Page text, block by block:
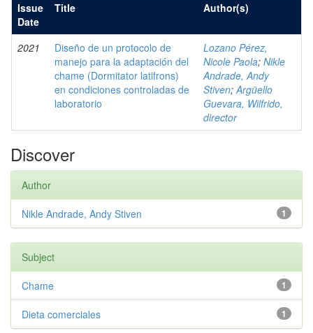
Issue
Date
Title Author(s)
2021
Diseño de un protocolo de
manejo para la adaptación del
chame (Dormitator latifrons)
en condiciones controladas de
laboratorio
Lozano Pérez,
Nicole Paola; Nikle
Andrade, Andy
Stiven;Argüello
Guevara, Wilfrido,
director
Discover
Author
1
Nikle Andrade, Andy Stiven
Subject
1
Chame
1
Dieta comerciales